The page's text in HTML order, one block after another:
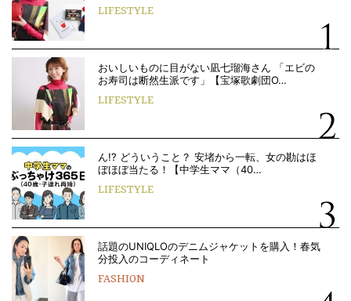
LIFESTYLE
おいしいものに目がない凪七瑠海さん 「エビの
お寿司は断然生派です」【宝塚歌劇団O…
LIFESTYLE
ん!? どういうこと？ 安堵から一転、女の勘はほ
ぼほぼ当たる！【中学生ママ（40…
LIFESTYLE
話題のUNIQLOのデニムジャケットを購入！春気
分投入のコーディネート
FASHION